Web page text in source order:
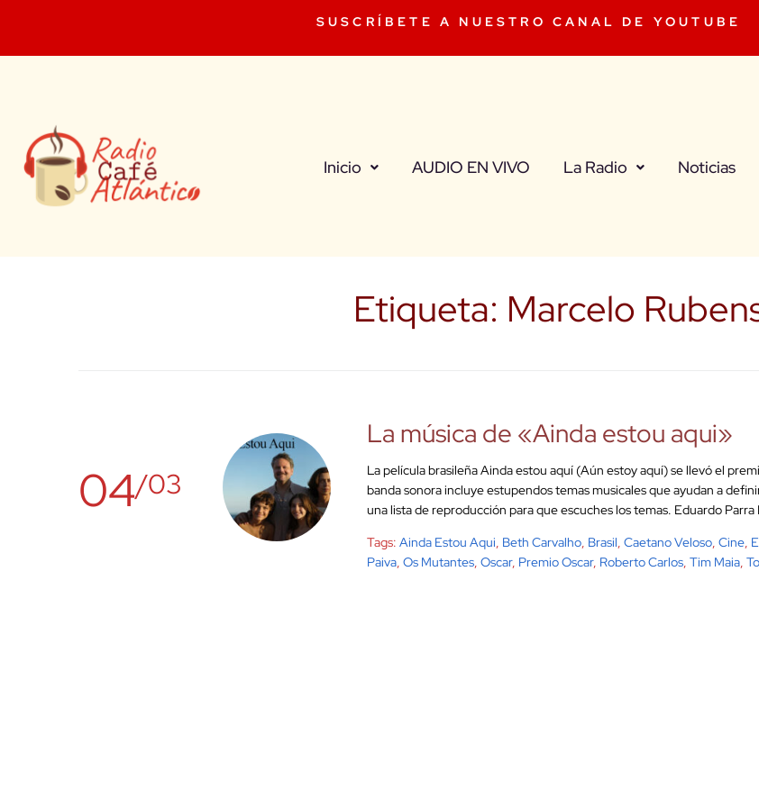
SUSCRÍBETE A NUESTRO CANAL DE YOUTUBE
Inicio AUDIO EN VIVO La Radio Noticias
Etiqueta: Marcelo
04/03
La música de «Ainda estou aqui»
La película brasileña Ainda estou aquí (Aún estoy aquí) se llevó el
banda sonora incluye estupendos temas musicales que ayudan a
una lista de reproducción para que escuches los temas. Eduardo Parra
Tags: Ainda Estou Aqui, Beth Carvalho, Brasil, Caetano Veloso, Cine,
Paiva, Os Mutantes, Oscar, Premio Oscar, Roberto Carlos, Tim Maia,